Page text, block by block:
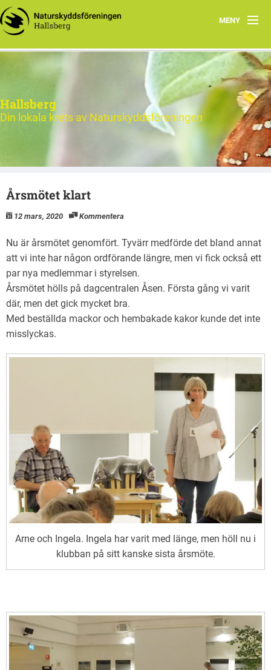
MENY
Hem
Nytt och Aktuellt
Verksamheten
Aktiviteter 2026
Natur
Hallsberg
Din lokala krets av Naturskyddsföreningen
Årsmötet klart
12 mars, 2020 Kommentera
Nu är årsmötet genomfört. Tyvärr medförde det bland annat
att vi inte har någon ordförande längre, men vi fick också ett
par nya medlemmar i styrelsen.
Årsmötet hölls på dagcentralen Åsen. Första gång vi varit
där, men det gick mycket bra.
Med beställda mackor och hembakade kakor kunde det inte
misslyckas.
Arne och Ingela. Ingela har varit med länge, men höll nu i
klubban på sitt kanske sista årsmöte.